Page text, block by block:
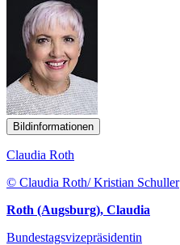
Bildinformationen
Claudia Roth
© Claudia Roth/ Kristian Schuller
Roth (Augsburg), Claudia
Bundestagsvizepräsidentin